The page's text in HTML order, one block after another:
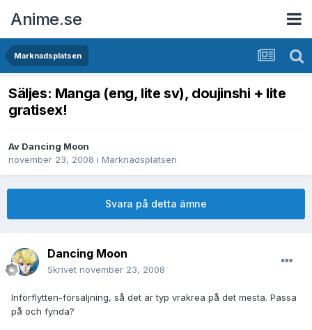
Anime.se
Marknadsplatsen
Säljes: Manga (eng, lite sv), doujinshi + lite
gratisex!
Av Dancing Moon
november 23, 2008 i Marknadsplatsen
Svara på detta ämne
Dancing Moon
Skrivet november 23, 2008
Införflytten-försäljning, så det är typ vrakrea på det mesta. Passa
på och fynda?